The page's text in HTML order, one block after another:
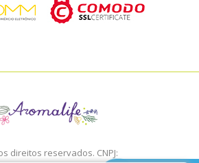
direitos reservados. CNPJ: